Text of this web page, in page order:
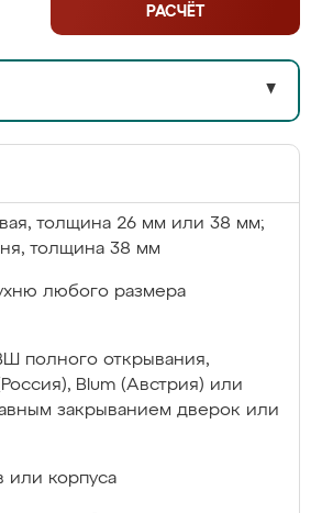
РАСЧЁТ
▼
толщина 26 мм или 38 мм;
толщина 38 мм
любого размера
полного открывания,
Blum (Австрия) или
закрыванием дверок или
или корпуса